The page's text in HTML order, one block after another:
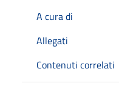
A cura di
Allegati
Contenuti correlati